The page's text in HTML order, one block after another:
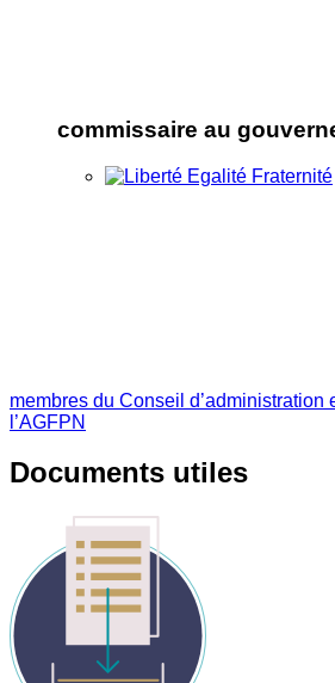
commissaire au
membres du Conseil d’administration
l’AGFPN
Documents utiles